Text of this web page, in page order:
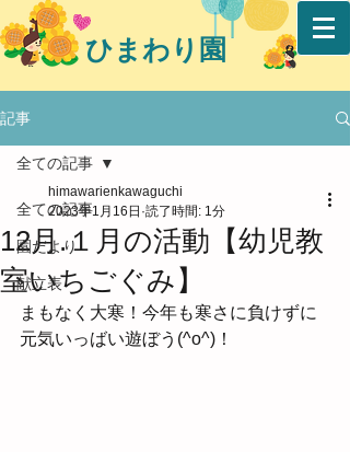
ひまわり園
記事
全ての記事
園だより
献立表
全ての記事
12月.１月の活動【幼児教
室いちごぐみ】
himawarienkawaguchi
2023年1月16日 読了時間: 1分
まもなく大寒！今年も寒さに負けずに
元気いっばい遊ぼう(^o^)！